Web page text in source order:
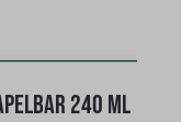
240 ml